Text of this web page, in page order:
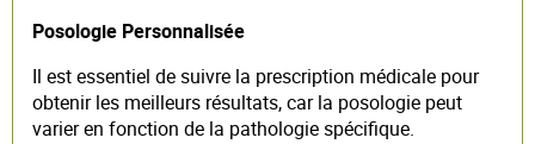
Posologie Personnalisée
Il est essentiel de suivre la prescription médicale pour
obtenir les meilleurs résultats, car la posologie peut
varier en fonction de la pathologie spécifique.